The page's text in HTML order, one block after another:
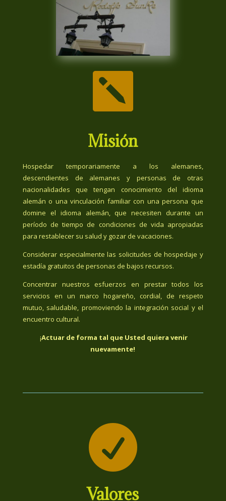

Misión
Hospedar temporariamente a los alemanes,
descendientes de alemanes y personas de otras
nacionalidades que tengan conocimiento del idioma
alemán o una vinculación familiar con una persona que
domine el idioma alemán, que necesiten durante un
período de tiempo de condiciones de vida apropiadas
para restablecer su salud y gozar de vacaciones.
Considerar especialmente las solicitudes de hospedaje y
estadía gratuitos de personas de bajos recursos.
Concentrar nuestros esfuerzos en prestar todos los
servicios en un marco hogareño, cordial, de respeto
mutuo, saludable, promoviendo la integración social y el
encuentro cultural.
¡Actuar de forma tal que Usted quiera venir
nuevamente!

Valores